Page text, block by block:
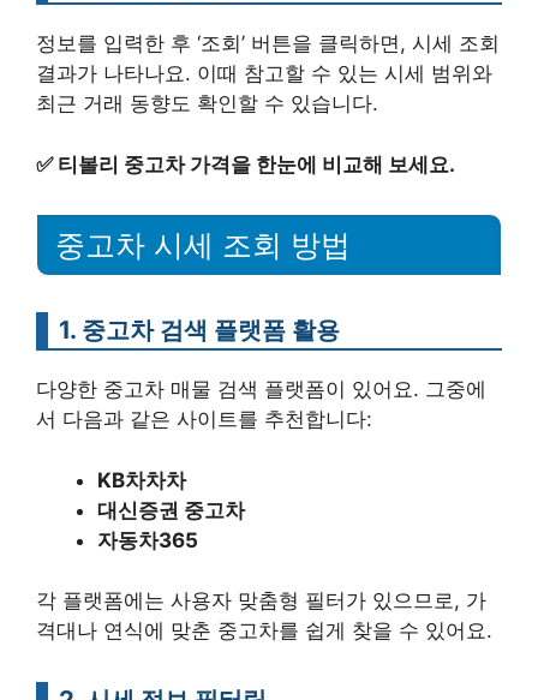
정보를 입력한 후 ‘조회’ 버튼을 클릭하면, 시세 조회
결과가 나타나요. 이때 참고할 수 있는 시세 범위와
최근 거래 동향도 확인할 수 있습니다.
✅ 티볼리 중고차 가격을 한눈에 비교해 보세요.
중고차 시세 조회 방법
1. 중고차 검색 플랫폼 활용
다양한 중고차 매물 검색 플랫폼이 있어요. 그중에
서 다음과 같은 사이트를 추천합니다:
KB차차차
대신증권 중고차
자동차365
각 플랫폼에는 사용자 맞춤형 필터가 있으므로, 가
격대나 연식에 맞춘 중고차를 쉽게 찾을 수 있어요.